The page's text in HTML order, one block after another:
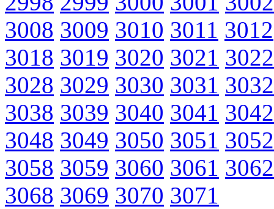
3008 3009 3010 3011 3012
3018 3019 3020 3021 3022
3028 3029 3030 3031 3032
3038 3039 3040 3041 3042
3048 3049 3050 3051 3052
3058 3059 3060 3061 3062
3068 3069 3070 3071